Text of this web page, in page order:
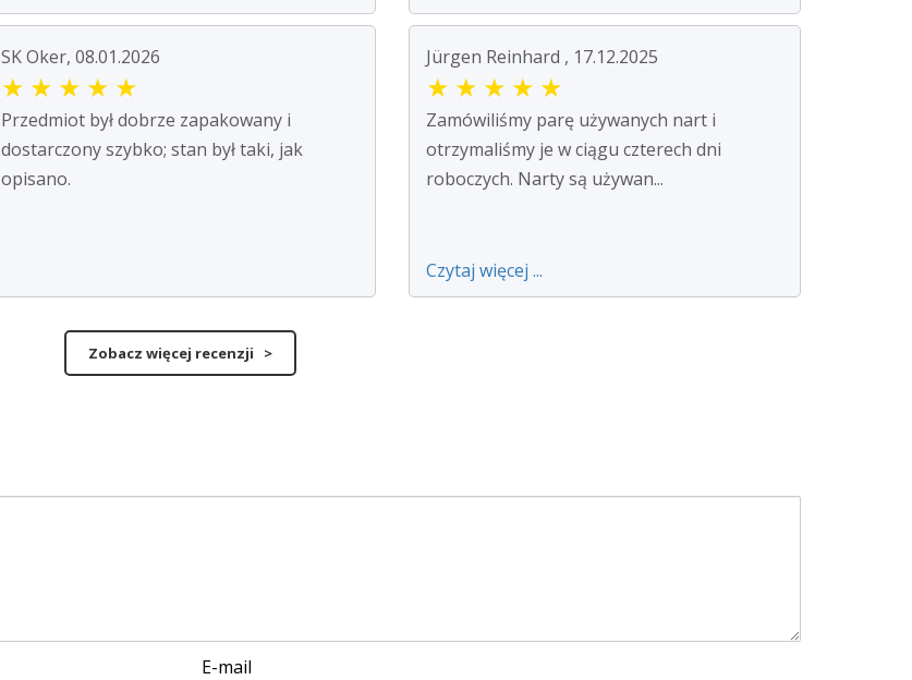
SK Oker, 08.01.2026
★ ★ ★ ★ ★
Przedmiot był dobrze zapakowany i
dostarczony szybko; stan był taki, jak
opisano.
Jürgen Reinhard , 17.12.2025
★ ★ ★ ★ ★
Zamówiliśmy parę używanych nart i
otrzymaliśmy je w ciągu czterech dni
roboczych. Narty są używan...
Czytaj więcej ...
Zobacz więcej recenzji >
E-mail